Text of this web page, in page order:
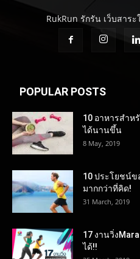
RukRun รักรัน เว็บสาระ
POPULAR POSTS
10 อาหารสำห
ได้นานขึ้น
8 May, 2019
10 ประโยชน์ข
มากกว่าที่คิด!
31 March, 2019
17 งานวิ่ง
ได้!!